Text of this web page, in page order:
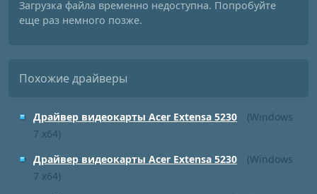
Загрузка файла временно недоступна. Попробуйте
еще раз немного позже.
Похожие драйверы
Драйвер видеокарты Acer Extensa 5230
(Windows
7 x64)
Драйвер видеокарты Acer Extensa 5230
(Windows
7 x64)